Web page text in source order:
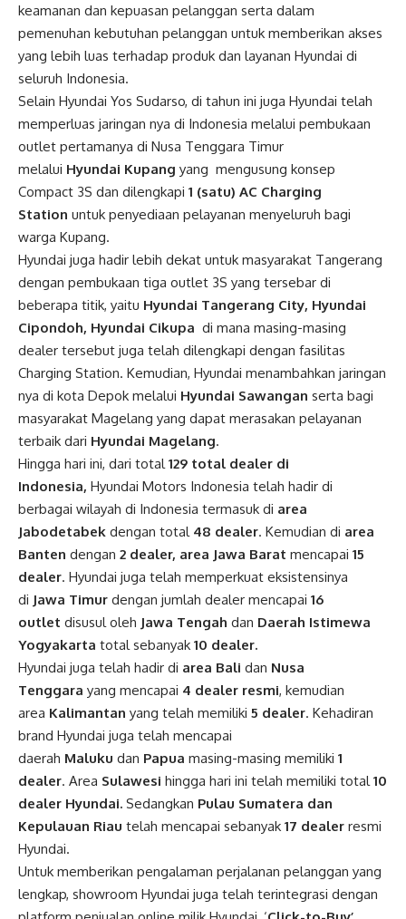
keamanan dan kepuasan pelanggan serta dalam
pemenuhan kebutuhan pelanggan untuk memberikan akses
yang lebih luas terhadap produk dan layanan Hyundai di
seluruh Indonesia.
Selain Hyundai Yos Sudarso, di tahun ini juga Hyundai telah
memperluas jaringan nya di Indonesia melalui pembukaan
outlet pertamanya di Nusa Tenggara Timur
melalui Hyundai Kupang yang mengusung konsep
Compact 3S dan dilengkapi 1 (satu) AC Charging
Station untuk penyediaan pelayanan menyeluruh bagi
warga Kupang.
Hyundai juga hadir lebih dekat untuk masyarakat Tangerang
dengan pembukaan tiga outlet 3S yang tersebar di
beberapa titik, yaitu Hyundai Tangerang City, Hyundai
Cipondoh, Hyundai Cikupa di mana masing-masing
dealer tersebut juga telah dilengkapi dengan fasilitas
Charging Station. Kemudian, Hyundai menambahkan jaringan
nya di kota Depok melalui Hyundai Sawangan serta bagi
masyarakat Magelang yang dapat merasakan pelayanan
terbaik dari Hyundai Magelang.
Hingga hari ini, dari total 129 total dealer di
Indonesia, Hyundai Motors Indonesia telah hadir di
berbagai wilayah di Indonesia termasuk di area
Jabodetabek dengan total 48 dealer. Kemudian di area
Banten dengan 2 dealer, area Jawa Barat mencapai 15
dealer. Hyundai juga telah memperkuat eksistensinya
di Jawa Timur dengan jumlah dealer mencapai 16
outlet disusul oleh Jawa Tengah dan Daerah Istimewa
Yogyakarta total sebanyak 10 dealer.
Hyundai juga telah hadir di area Bali dan Nusa
Tenggara yang mencapai 4 dealer resmi, kemudian
area Kalimantan yang telah memiliki 5 dealer. Kehadiran
brand Hyundai juga telah mencapai
daerah Maluku dan Papua masing-masing memiliki 1
dealer. Area Sulawesi hingga hari ini telah memiliki total 10
dealer Hyundai. Sedangkan Pulau Sumatera dan
Kepulauan Riau telah mencapai sebanyak 17 dealer resmi
Hyundai.
Untuk memberikan pengalaman perjalanan pelanggan yang
lengkap, showroom Hyundai juga telah terintegrasi dengan